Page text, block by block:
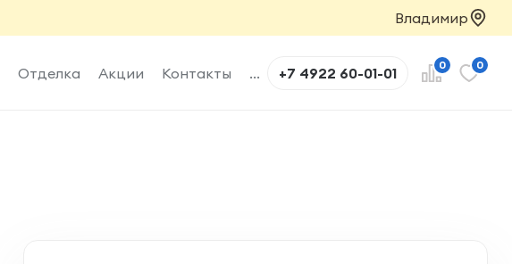
Владимир
Отделка Акции Контакты ... +7 4922 60-01-01 0 0